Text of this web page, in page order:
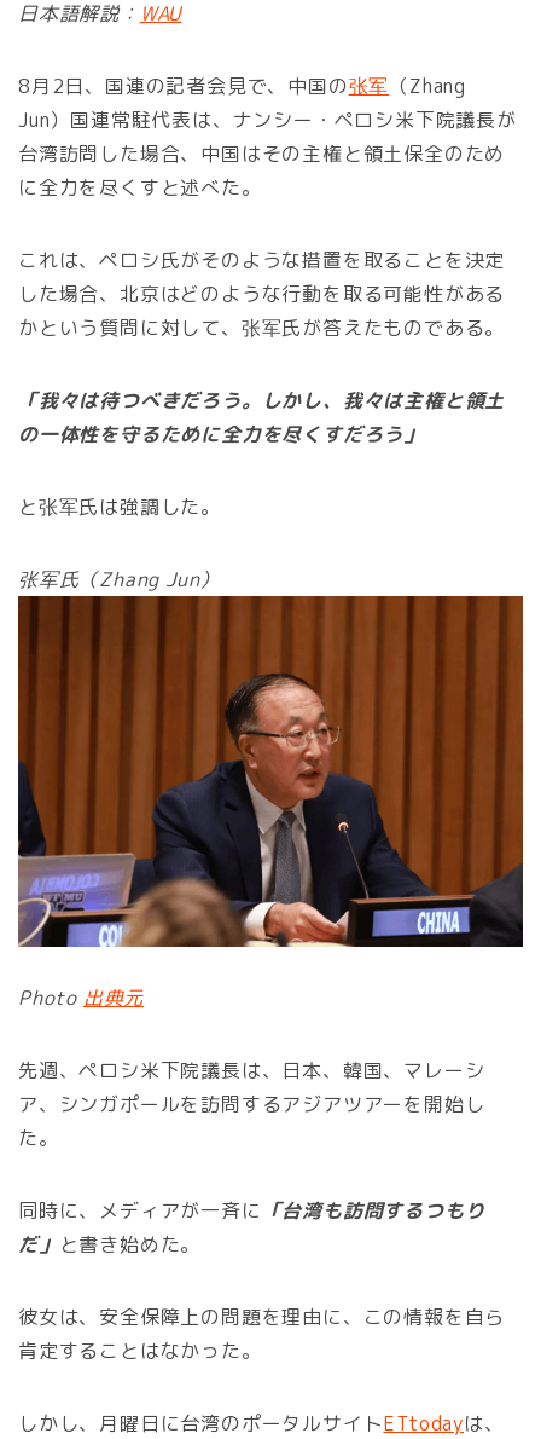
日本語解説： WAU
8月2日、国連の記者会見で、中国の张军 （Zhang
Jun）国連常駐代表は、ナンシー・ペロシ米下院議長が
台湾訪問した場合、中国はその主権と領土保全のため
に全力を尽くすと述べた。
これは、ペロシ氏がそのような措置を取ることを決定
した場合、北京はどのような行動を取る可能性がある
かという質問に対して、张军氏が答えたものである。
「我々は待つべきだろう。しかし、我々は主権と領土
の一体性を守るために全力を尽くすだろう」
と张军氏は強調した。
张军氏（Zhang Jun）
Photo 出典元
先週、ペロシ米下院議長は、日本、韓国、マレーシ
ア、シンガポールを訪問するアジアツアーを開始し
た。
同時に、メディアが一斉に 「台湾も訪問するつもり
だ」 と書き始めた。
彼女は、安全保障上の問題を理由に、この情報を自ら
肯定することはなかった。
しかし、月曜日に台湾のポータルサイトETtodayは、